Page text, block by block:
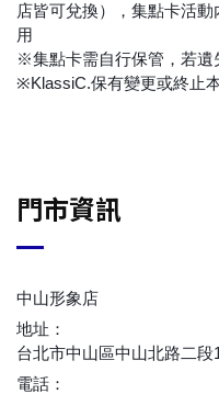
店皆可兌換），集點卡活
用
※集點卡需自行保管，若遺
※KlassiC.保有變更或終止
門市資訊
中山形象店
地址：
台北市中山區中山北路二段
電話：